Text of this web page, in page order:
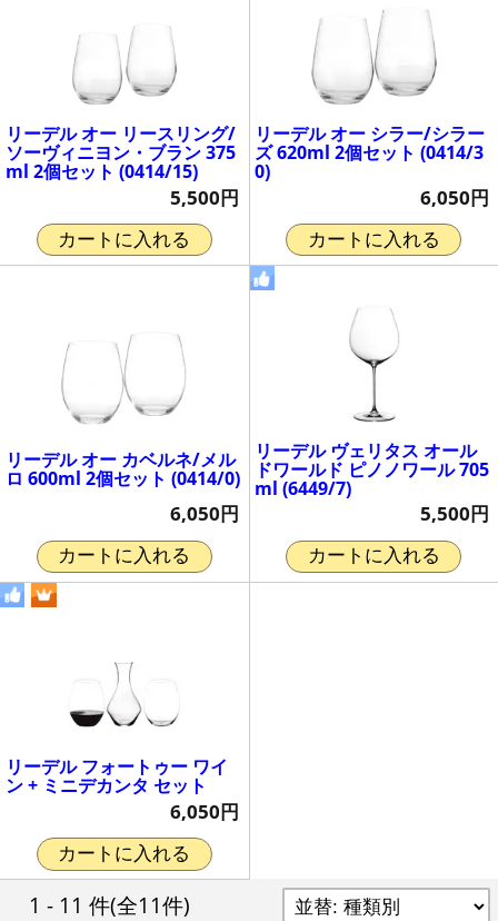
リーデル オー リースリング/
ソーヴィニヨン・ブラン 375
ml 2個セット (0414/15)
5,500円
カートに入れる
リーデル オー シラー/シラー
ズ 620ml 2個セット (0414/3
0)
6,050円
カートに入れる
リーデル オー カベルネ/メル
ロ 600ml 2個セット (0414/0)
6,050円
カートに入れる
リーデル ヴェリタス オール
ドワールド ピノノワール 705
ml (6449/7)
5,500円
カートに入れる
リーデル フォートゥー ワイ
ン + ミニデカンタ セット
6,050円
カートに入れる
1 - 11 件(全11件)